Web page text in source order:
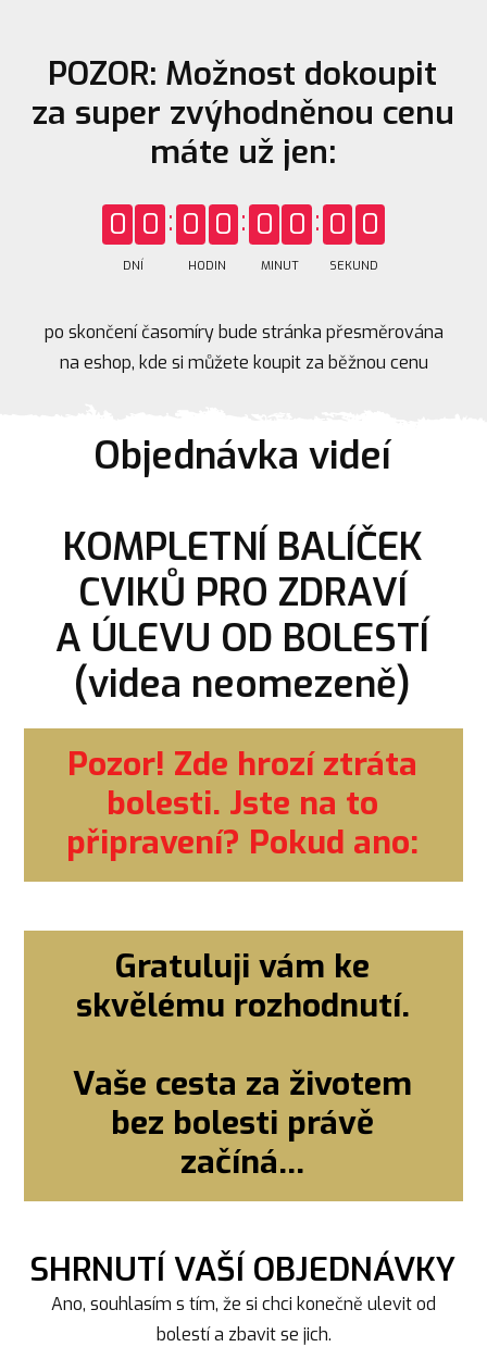
POZOR: Možnost dokoupit
za super zvýhodněnou cenu
máte už jen:
0 0
DNÍ
0 0
HODIN
0 0
MINUT
0 0
SEKUND
po skončení časomíry bude stránka přesměrována
na eshop, kde si můžete koupit za běžnou cenu
Objednávka videí
KOMPLETNÍ BALÍČEK
CVIKŮ PRO ZDRAVÍ
A ÚLEVU OD BOLESTÍ
(videa neomezeně)
Pozor! Zde hrozí ztráta
bolesti. Jste na to
připravení? Pokud ano:
Gratuluji vám ke
skvělému rozhodnutí.
Vaše cesta za životem
bez bolesti právě
začíná...
SHRNUTÍ VAŠÍ OBJEDNÁVKY
Ano, souhlasím s tím, že si chci konečně ulevit od
bolestí a zbavit se jich.